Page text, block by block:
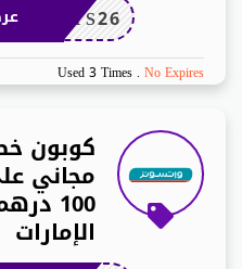
TS26
Used 3 Times . No Expires
كوبون
مجاني
100
الإمارات